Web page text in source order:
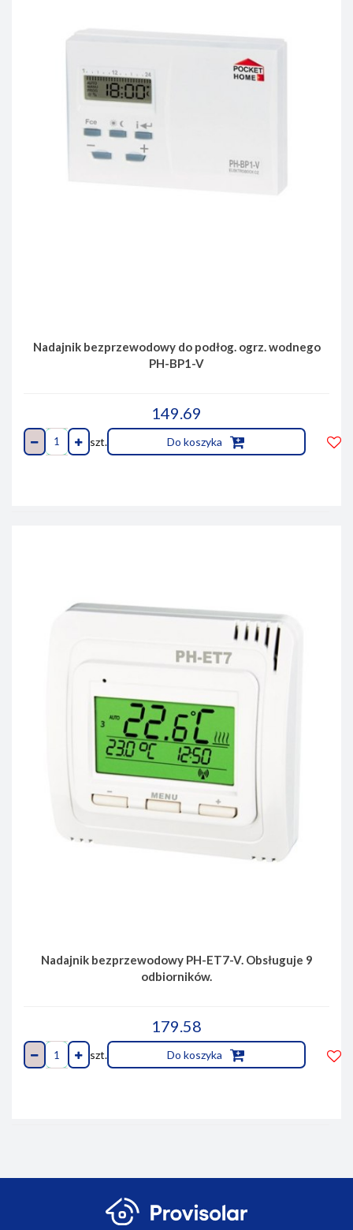
Nadajnik bezprzewodowy do podłog. ogrz. wodnego
PH-BP1-V
149.69
szt. Do koszyka
Nadajnik bezprzewodowy PH-ET7-V. Obsługuje 9
odbiorników.
179.58
szt. Do koszyka